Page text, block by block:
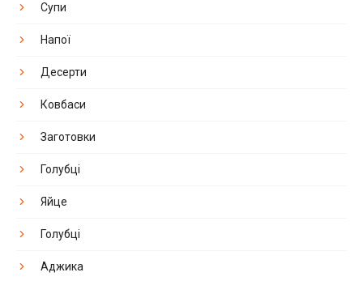
Супи
Напої
Десерти
Ковбаси
Заготовки
Голубці
Яйце
Голубці
Аджика